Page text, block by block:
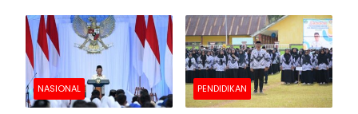
NASIONAL PENDIDIKAN